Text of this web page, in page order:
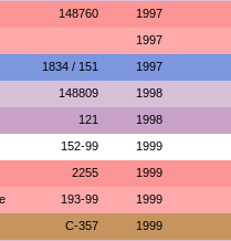
148760 1997
1997
1834 / 151 1997
148809 1998
121 1998
152-99 1999
2255 1999
193-99 1999
C-357 1999